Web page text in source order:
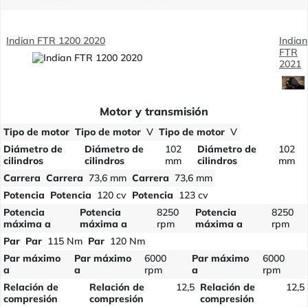
Indian FTR 1200 2020
Indian
FTR
2021
Motor y transmisión
Tipo de motor Tipo de motor V Tipo de motor V
Diámetro de
cilindros
Diámetro de
cilindros
102
mm
Diámetro de
cilindros
102
mm
Carrera Carrera 73,6 mm Carrera 73,6 mm
Potencia Potencia 120 cv Potencia 123 cv
Potencia
máxima a
Potencia
máxima a
8250
rpm
Potencia
máxima a
8250
rpm
Par Par 115 Nm Par 120 Nm
Par máximo
a
Par máximo
a
6000
rpm
Par máximo
a
6000
rpm
Relación de
compresión
Relación de
compresión
12,5 Relación de
compresión
12,5